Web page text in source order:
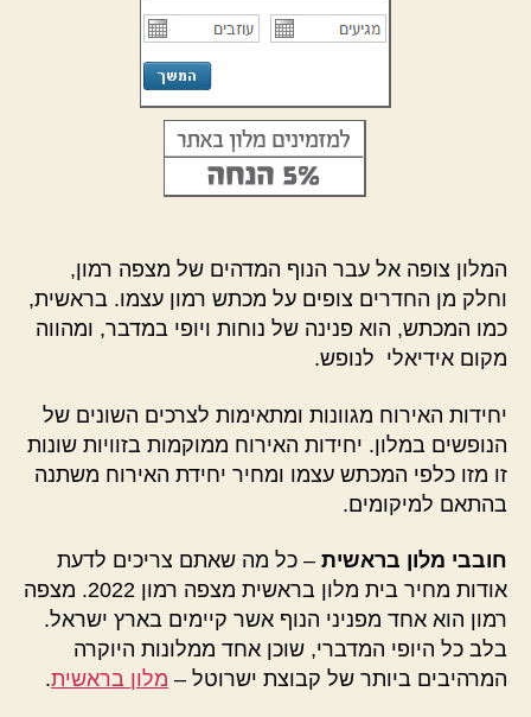
המלון צופה אל עבר הנוף המדהים של מצפה רמון,
וחלק מן החדרים צופים על מכתש רמון עצמו. בראשית,
כמו המכתש, הוא פנינה של נוחות ויופי במדבר, ומהווה
מקום אידיאלי לנופש.
יחידות האירוח מגוונות ומתאימות לצרכים השונים של
הנופשים במלון. יחידות האירוח ממוקמות בזוויות שונות
זו מזו כלפי המכתש עצמו ומחיר יחידת האירוח משתנה
בהתאם למיקומים.
חובבי מלון בראשית – כל מה שאתם צריכים לדעת
אודות מחיר בית מלון בראשית מצפה רמון 2022. מצפה
רמון הוא אחד מפניני הנוף אשר קיימים בארץ ישראל.
בלב כל היופי המדברי, שוכן אחד ממלונות היוקרה
המרהיבים ביותר של קבוצת ישרוטל – מלון בראשית.